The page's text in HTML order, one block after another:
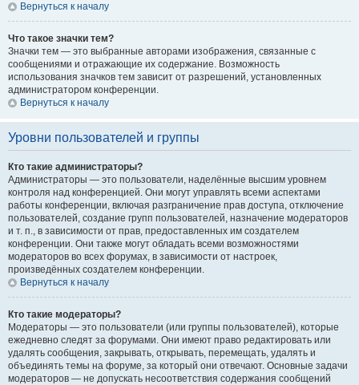
Вернуться к началу
Что такое значки тем?
Значки тем — это выбранные авторами изображения, связанные с
сообщениями и отражающие их содержание. Возможность
использования значков тем зависит от разрешений, установленных
администратором конференции.
Вернуться к началу
Уровни пользователей и группы
Кто такие администраторы?
Администраторы — это пользователи, наделённые высшим уровнем
контроля над конференцией. Они могут управлять всеми аспектами
работы конференции, включая разграничение прав доступа, отключение
пользователей, создание групп пользователей, назначение модераторов
и т. п., в зависимости от прав, предоставленных им создателем
конференции. Они также могут обладать всеми возможностями
модераторов во всех форумах, в зависимости от настроек,
произведённых создателем конференции.
Вернуться к началу
Кто такие модераторы?
Модераторы — это пользователи (или группы пользователей), которые
ежедневно следят за форумами. Они имеют право редактировать или
удалять сообщения, закрывать, открывать, перемещать, удалять и
объединять темы на форуме, за который они отвечают. Основные задачи
модераторов — не допускать несоответствия содержания сообщений